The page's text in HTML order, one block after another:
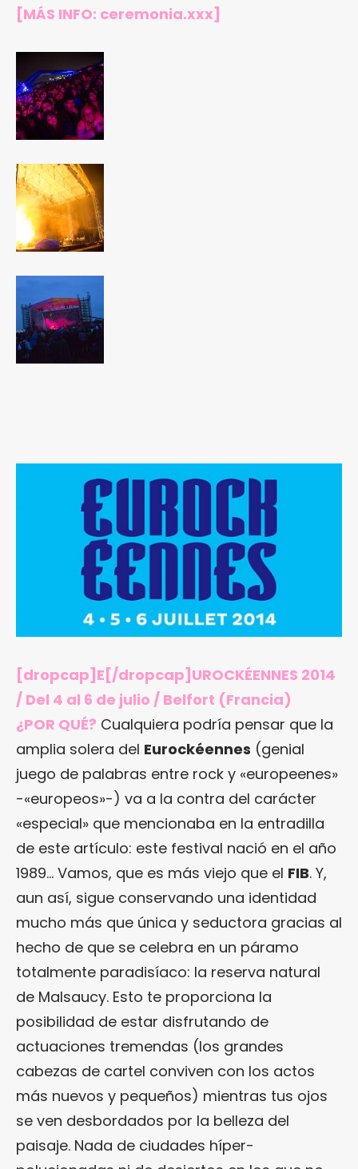
[MÁS INFO: ceremonia.xxx]
[dropcap]E[/dropcap]UROCKÉENNES 2014
/ Del 4 al 6 de julio / Belfort (Francia)
¿POR QUÉ? Cualquiera podría pensar que la
amplia solera del Eurockéennes (genial
juego de palabras entre rock y «europeenes»
-«europeos»-) va a la contra del carácter
«especial» que mencionaba en la entradilla
de este artículo: este festival nació en el año
1989… Vamos, que es más viejo que el FIB. Y,
aun así, sigue conservando una identidad
mucho más que única y seductora gracias al
hecho de que se celebra en un páramo
totalmente paradisíaco: la reserva natural
de Malsaucy. Esto te proporciona la
posibilidad de estar disfrutando de
actuaciones tremendas (los grandes
cabezas de cartel conviven con los actos
más nuevos y pequeños) mientras tus ojos
se ven desbordados por la belleza del
paisaje. Nada de ciudades híper-